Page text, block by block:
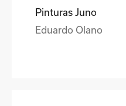
Pinturas Juno
Eduardo Olano